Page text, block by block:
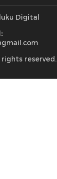
Digital
reserved.